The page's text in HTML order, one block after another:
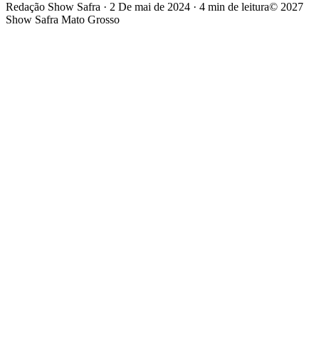
Redação Show Safra · 2 De mai de 2024 · 4 min de leitura© 2027
Show Safra Mato Grosso